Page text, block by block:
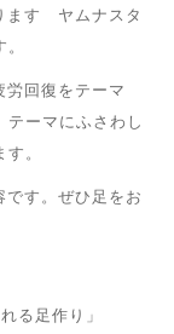
ます ヤムナスタ
回復をテーマ
テーマにふさわし
。
す。ぜひ足をお
る足作り」